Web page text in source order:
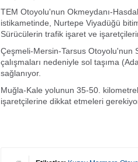
TEM Otoyolu'nun Okmeydanı-
istikametinde, Nurtepe Viyadüğü
Sürücülerin trafik işaret ve
Çeşmeli-Mersin-Tarsus Otoyolu'nun
çalışmaları nedeniyle sol taşıma
sağlanıyor.
Muğla-Kale yolunun 35-50.
işaretçilerine dikkat etmeleri